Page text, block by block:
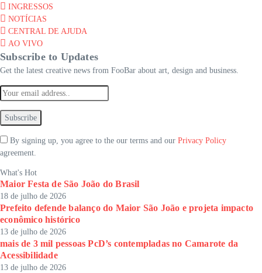
INGRESSOS
NOTÍCIAS
CENTRAL DE AJUDA
AO VIVO
Subscribe to Updates
Get the latest creative news from FooBar about art, design and business.
By signing up, you agree to the our terms and our Privacy Policy
agreement.
What's Hot
Maior Festa de São João do Brasil
18 de julho de 2026
Prefeito defende balanço do Maior São João e projeta impacto
econômico histórico
13 de julho de 2026
mais de 3 mil pessoas PcD’s contempladas no Camarote da
Acessibilidade
13 de julho de 2026